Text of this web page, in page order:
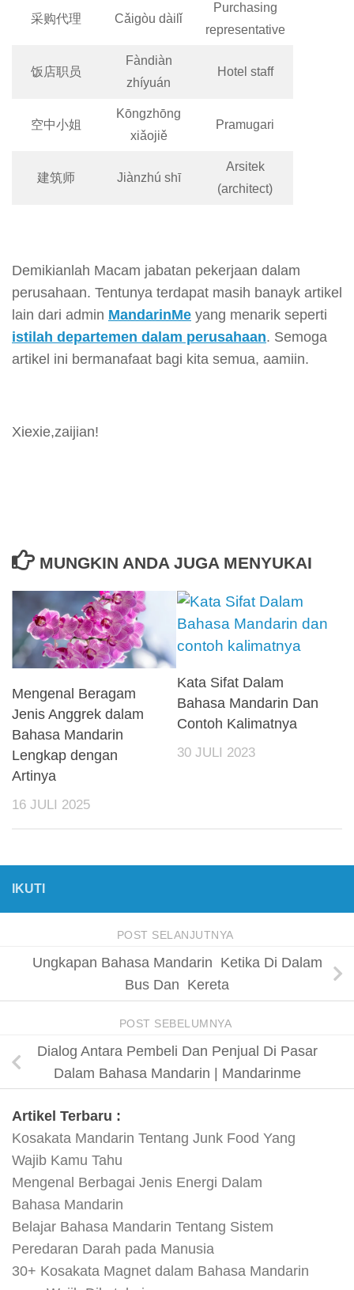
采购代理 Cǎigòu dàilǐ
Purchasing
representative
饭店职员
Fàndiàn
zhíyuán
Hotel staff
空中小姐
Kōngzhōng
xiǎojiě
Pramugari
建筑师 Jiànzhú shī
Arsitek
(architect)
Demikianlah Macam jabatan pekerjaan dalam
perusahaan. Tentunya terdapat masih banayk artikel
lain dari admin MandarinMe yang menarik seperti
istilah departemen dalam perusahaan. Semoga
artikel ini bermanafaat bagi kita semua, aamiin.
Xiexie,zaijian!
MUNGKIN ANDA JUGA MENYUKAI
Mengenal Beragam
Jenis Anggrek dalam
Bahasa Mandarin
Lengkap dengan
Artinya
16 JULI 2025
Kata Sifat Dalam
Bahasa Mandarin Dan
Contoh Kalimatnya
30 JULI 2023
IKUTI
POST SELANJUTNYA
Ungkapan Bahasa Mandarin Ketika Di Dalam
Bus Dan Kereta
POST SEBELUMNYA
Dialog Antara Pembeli Dan Penjual Di Pasar
Dalam Bahasa Mandarin | Mandarinme
Artikel Terbaru :
Kosakata Mandarin Tentang Junk Food Yang
Wajib Kamu Tahu
Mengenal Berbagai Jenis Energi Dalam
Bahasa Mandarin
Belajar Bahasa Mandarin Tentang Sistem
Peredaran Darah pada Manusia
30+ Kosakata Magnet dalam Bahasa Mandarin